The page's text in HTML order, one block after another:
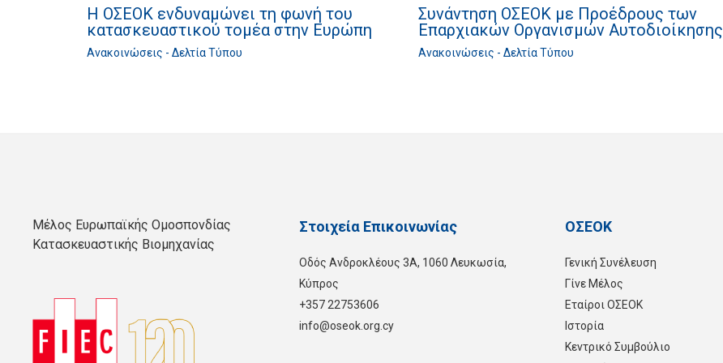
Η ΟΣΕΟΚ ενδυναμώνει τη φωνή του
κατασκευαστικού τομέα στην Ευρώπη
Ανακοινώσεις - Δελτία Τύπου
Συνάντηση ΟΣΕΟΚ με Προέδρους των
Επαρχιακών Οργανισμών Αυτοδιοίκησης
Ανακοινώσεις - Δελτία Τύπου
Μέλος Ευρωπαϊκής Ομοσπονδίας
Κατασκευαστικής Βιομηχανίας
Στοιχεία Επικοινωνίας
Οδός Ανδροκλέους 3Α, 1060 Λευκωσία,
Kύπρος
+357 22753606
info@oseok.org.cy
ΟΣΕΟΚ
Γενική Συνέλευση
Γίνε Μέλος
Εταίροι ΟΣΕΟΚ
Ιστορία
Κεντρικό Συμβούλιο